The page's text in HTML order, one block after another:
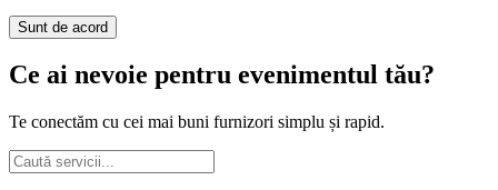
Sunt de acord
Ce ai nevoie pentru evenimentul tău?
Te conectăm cu cei mai buni furnizori simplu și rapid.